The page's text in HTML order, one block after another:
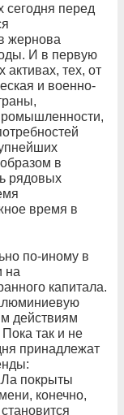
сегодня перед
жернова
И в первую
активах, тех, от
и военно-
в
рядовых
время в
по-иному в
на
капитала.
действиям
так и не
принадлежат
покрыты
конечно,